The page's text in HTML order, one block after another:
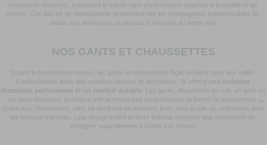
fermetures étanches, traduisent le savoir-faire d’une maison attachée à la qualité et au
confort. Ces pièces de maroquinerie deviennent vite les compagnons indispensables de
toutes vos aventures, du bureau à l’évasion du week-end.
NOS GANTS ET CHAUSSETTES
Quand la température baisse, les gants et chaussettes Aigle révèlent toute leur utilité.
Confectionnés dans des matières douces et techniques, ils offrent une isolation
thermique performante et un confort durable . Les gants, disponibles en cuir, en laine ou
en tissu déperlant, protègent efficacement tout en préservant la liberté de mouvement.
Quant aux chaussettes, elles se déclinent en versions fines pour la ville ou renforcées pour
les longues marches. Leur design sobre et leurs finitions soignées leur permettent de
s’intégrer naturellement à toutes vos tenues.